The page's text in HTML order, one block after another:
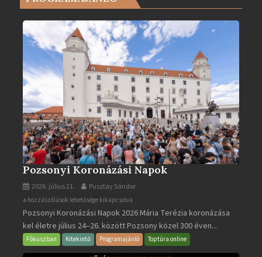
bejegyzéshez
Pozsonyi Koronázási Napok
2026. július 21. Pusztay Sándor
Pozsonyi
Koronázási
Napok
bejegyzéshez
a hozzászólások lehetősége kikapcsolva
Pozsonyi Koronázási Napok 2026 Mária Terézia koronázása
kel életre július 24–26. között Pozsony közel 300 éven...
Fókuszban Kitekintő Programajánló Toptúra online